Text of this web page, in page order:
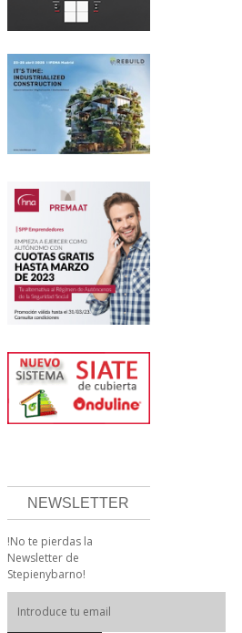
NEWSLETTER
!No te pierdas la
Newsletter de
Stepienybarno!